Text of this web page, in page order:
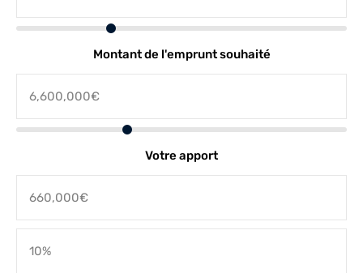
Montant de l'emprunt souhaité
Votre apport